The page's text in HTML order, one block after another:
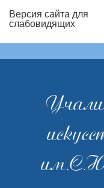
Версия сайта для
слабовидящих